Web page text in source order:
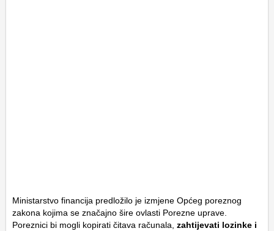
Ministarstvo financija predložilo je izmjene Općeg poreznog
zakona kojima se značajno šire ovlasti Porezne uprave.
Poreznici bi mogli kopirati čitava računala, zahtijevati lozinke i